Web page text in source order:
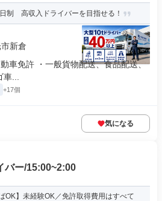
制 高収入ドライバーを目指せる！
新倉
車免許 ・一般貨物配送、食品配送、
...
+17個
気になる
バー/15:00~2:00
OK】未経験OK／免許取得費用はすべて